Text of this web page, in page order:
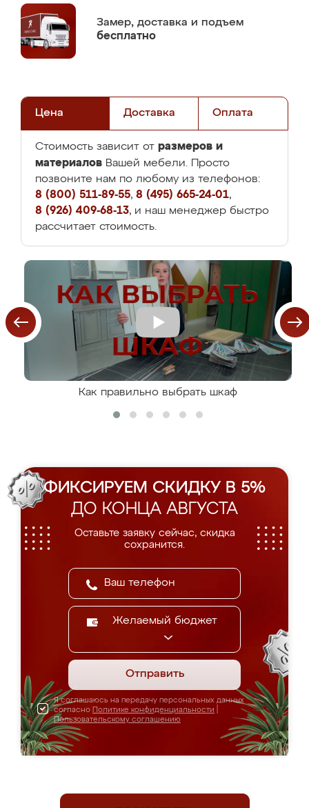
Замер, доставка и подъем
бесплатно
Цена Доставка Оплата
Стоимость зависит от размеров и
материалов Вашей мебели. Просто
позвоните нам по любому из телефонов:
8 (800) 511-89-55, 8 (495) 665-24-01,
8 (926) 409-68-13, и наш менеджер быстро
рассчитает стоимость.
Как правильно выбрать шкаф
ФИКСИРУЕМ СКИДКУ В 5%
ДО КОНЦА АВГУСТА
Оставьте заявку сейчас, скидка
сохранится.
Желаемый бюджет
Отправить
Я соглашаюсь на передачу персональных данных
согласно Политике конфиденциальности
Пользовательскому соглашению